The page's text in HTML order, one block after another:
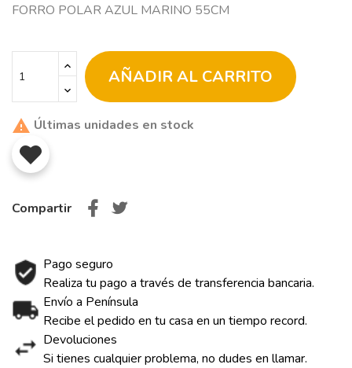
FORRO POLAR AZUL MARINO 55CM
AÑADIR AL CARRITO
 Últimas unidades en stock
Compartir
Pago seguro
Realiza tu pago a través de transferencia bancaria.
Envío a Península
Recibe el pedido en tu casa en un tiempo record.
Devoluciones
Si tienes cualquier problema, no dudes en llamar.